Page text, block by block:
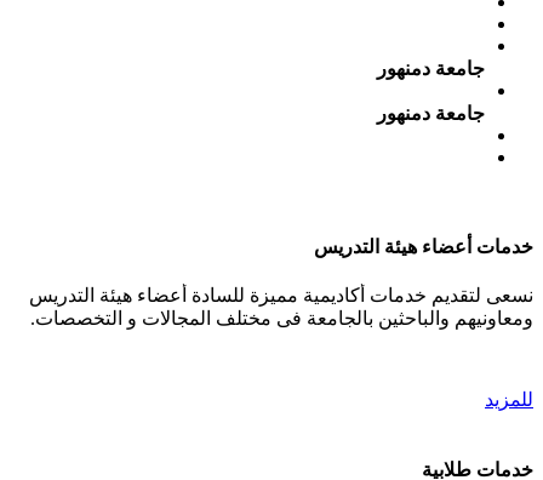
جامعة دمنهور
جامعة دمنهور
خدمات أعضاء هيئة التدريس
نسعى لتقديم خدمات أكاديمية مميزة للسادة أعضاء هيئة التدريس
ومعاونيهم والباحثين بالجامعة فى مختلف المجالات و التخصصات.
للمزيد
خدمات طلابية